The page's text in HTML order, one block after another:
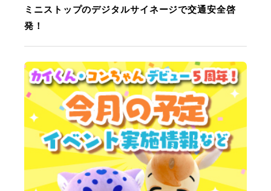
ミニストップのデジタルサイネージで交通安全啓
発！